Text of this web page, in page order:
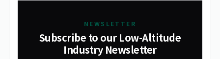
NEWSLETTER
Subscribe to our Low-Altitude
Industry Newsletter